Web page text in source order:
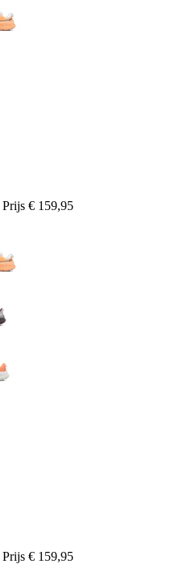
Prijs € 159,95
Prijs € 159,95